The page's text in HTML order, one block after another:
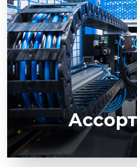
03
В каталоге Yaskawa
ассортимент